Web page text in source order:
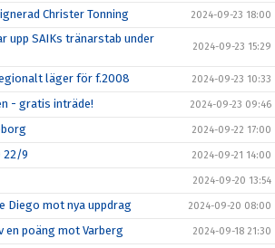
Christer Tonning 2024-09-23 18:00
upp SAIKs tränarstab under
2024-09-23 15:29
läger för f.2008 2024-09-23 10:33
- gratis inträde! 2024-09-23 09:46
2024-09-22 17:00
22/9 2024-09-21 14:00
2024-09-20 13:54
Diego mot nya uppdrag 2024-09-20 08:00
en poäng mot Varberg 2024-09-18 21:30